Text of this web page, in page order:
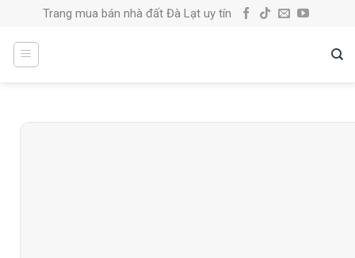
content
Trang mua bán nhà đất Đà Lạt uy tín